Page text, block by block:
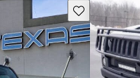
Guarda este